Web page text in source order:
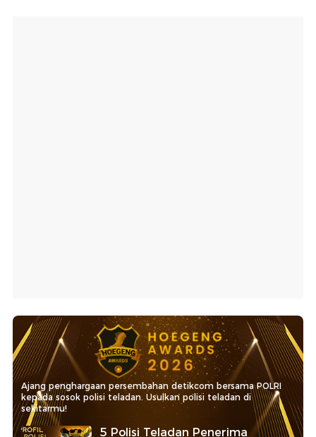
Ajang penghargaan persembahan detikcom bersama POLRI
kepada sosok polisi teladan. Usulkan polisi teladan di
sekitarmu!
5 Polisi Teladan Penerima